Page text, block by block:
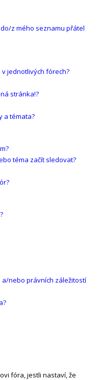
z mého seznamu přátel
jednotlivých fórech?
stránka!?
a témata?
téma začít sledovat?
nebo právních záležitostí
fóra, jestli nastaví, že